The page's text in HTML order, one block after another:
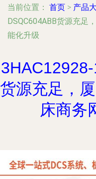
当前位置： 首页 > 产品
DSQC604ABB货源充足
能化升级
货源充足，
床商务